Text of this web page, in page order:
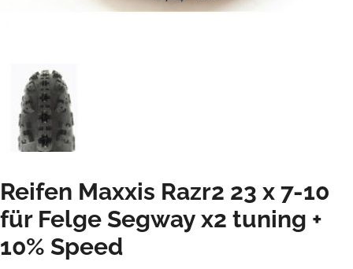
Reifen Maxxis Razr2 23 x 7-10
für Felge Segway x2 tuning +
10% Speed